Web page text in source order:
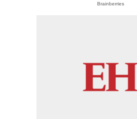
Brainberries